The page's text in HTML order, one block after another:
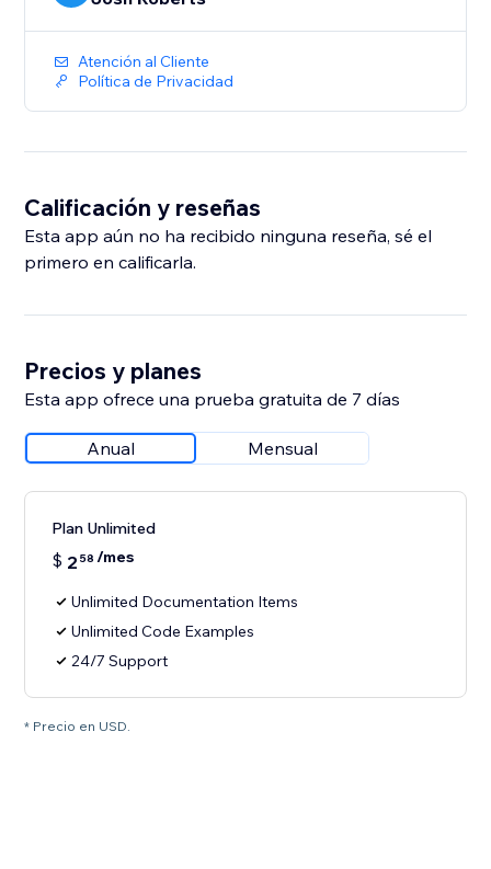
Atención al Cliente
Política de Privacidad
Calificación y reseñas
Esta app aún no ha recibido ninguna reseña, sé el
primero en calificarla.
Precios y planes
Esta app ofrece una prueba gratuita de 7 días
Anual Mensual
Plan Unlimited
$ 2 58 /mes
Unlimited Documentation Items
Unlimited Code Examples
24/7 Support
* Precio en USD.